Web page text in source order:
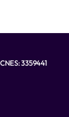
3359441